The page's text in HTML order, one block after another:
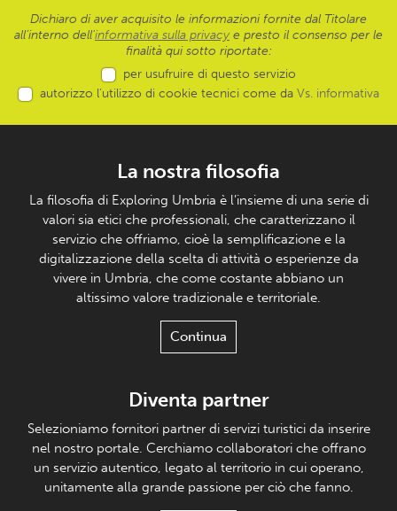
Dichiaro di aver acquisito le informazioni fornite dal Titolare
all’interno dell'informativa sulla privacy e presto il consenso per le
finalità qui sotto riportate:
per usufruire di questo servizio
autorizzo l’utilizzo di cookie tecnici come da Vs. informativa
La nostra filosofia
La filosofia di Exploring Umbria è l’insieme di una serie di
valori sia etici che professionali, che caratterizzano il
servizio che offriamo, cioè la semplificazione e la
digitalizzazione della scelta di attività o esperienze da
vivere in Umbria, che come costante abbiano un
altissimo valore tradizionale e territoriale.
Continua
Diventa partner
Selezioniamo fornitori partner di servizi turistici da inserire
nel nostro portale. Cerchiamo collaboratori che offrano
un servizio autentico, legato al territorio in cui operano,
unitamente alla grande passione per ciò che fanno.